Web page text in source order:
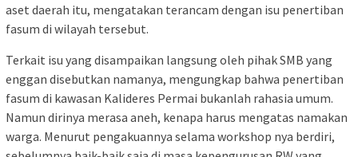
aset daerah itu, mengatakan terancam dengan isu penertiban
fasum di wilayah tersebut.
Terkait isu yang disampaikan langsung oleh pihak SMB yang
enggan disebutkan namanya, mengungkap bahwa penertiban
fasum di kawasan Kalideres Permai bukanlah rahasia umum.
Namun dirinya merasa aneh, kenapa harus mengatas namakan
warga. Menurut pengakuannya selama workshop nya berdiri,